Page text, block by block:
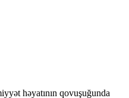
həyatının qovuşuğunda